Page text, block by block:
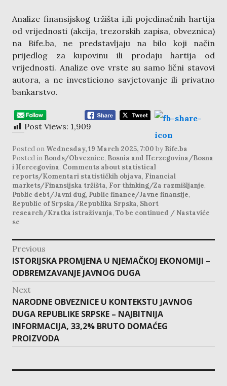
Analize finansijskog tržišta i,ili pojedinačnih hartija
od vrijednosti (akcija, trezorskih zapisa, obveznica)
na Bife.ba, ne predstavljaju na bilo koji način
prijedlog za kupovinu ili prodaju hartija od
vrijednosti. Analize ove vrste su samo lični stavovi
autora, a ne investiciono savjetovanje ili privatno
bankarstvo.
Post Views: 1,909
Posted on Wednesday, 19 March 2025, 7:00 by Bife.ba
Posted in Bonds/Obveznice, Bosnia and Herzegovina/Bosna
i Hercegovina, Comments about statistical
reports/Komentari statističkih objava, Financial
markets/Finansijska tržišta, For thinking/Za razmišljanje,
Public debt/Javni dug, Public finance/Javne finansije,
Republic of Srpska/Republika Srpska, Short
research/Kratka istraživanja, To be continued / Nastaviće
se
post
navigation
Previous
Previous
post:
ISTORIJSKA PROMJENA U NJEMAČKOJ EKONOMIJI –
ODBREMZAVANJE JAVNOG DUGA
Next
Next
post:
NARODNE OBVEZNICE U KONTEKSTU JAVNOG
DUGA REPUBLIKE SRPSKE – NAJBITNIJA
INFORMACIJA, 33,2% BRUTO DOMAĆEG
PROIZVODA